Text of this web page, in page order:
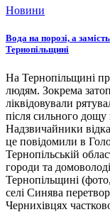
Новини
Вода на порозі, а
Тернопільщині
На Тернопільщині
людям. Зокрема
ліквідовували
після сильного дощу
Надзвичайники
це повідомили в
Тернопільській
городи та
Тернопільщині
селі Синява
Чернихівцях